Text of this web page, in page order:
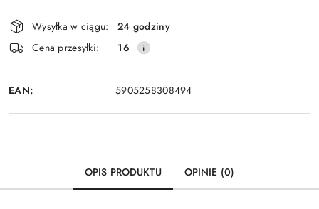
Wyślij
Dostępność
i
dostawa
Wysyłka w ciągu:
24 godziny
Cena przesyłki:
16
EAN: 5905258308494
OPIS PRODUKTU OPINIE (0)